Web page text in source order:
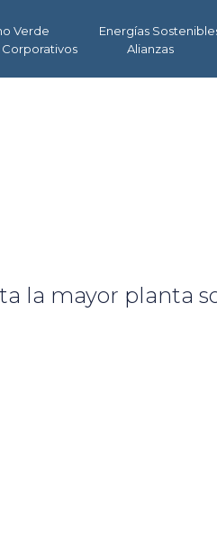
Verde Energías
Corporativos Alianzas
la mayor planta